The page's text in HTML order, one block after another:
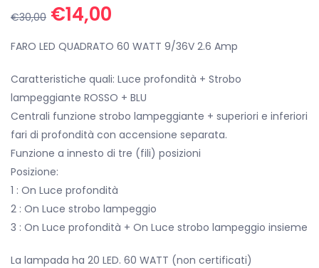
€30,00 Il
prezzo
originale
era:
€30,00.
€14,00
attuale
è:
€14,00.
FARO LED QUADRATO 60 WATT 9/36V 2.6 Amp
Caratteristiche quali: Luce profondità + Strobo
lampeggiante ROSSO + BLU
Centrali funzione strobo lampeggiante + superiori e inferiori
fari di profondità con accensione separata.
Funzione a innesto di tre (fili) posizioni
Posizione:
1 : On Luce profondità
2 : On Luce strobo lampeggio
3 : On Luce profondità + On Luce strobo lampeggio insieme
La lampada ha 20 LED. 60 WATT (non certificati)